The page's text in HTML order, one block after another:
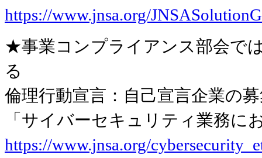
https://www.jnsa.org/
★事業コンプライアンス部会で
る
倫理行動宣言：自己宣言企業の
「サイバーセキュリティ業務に
https://www.jnsa.org/